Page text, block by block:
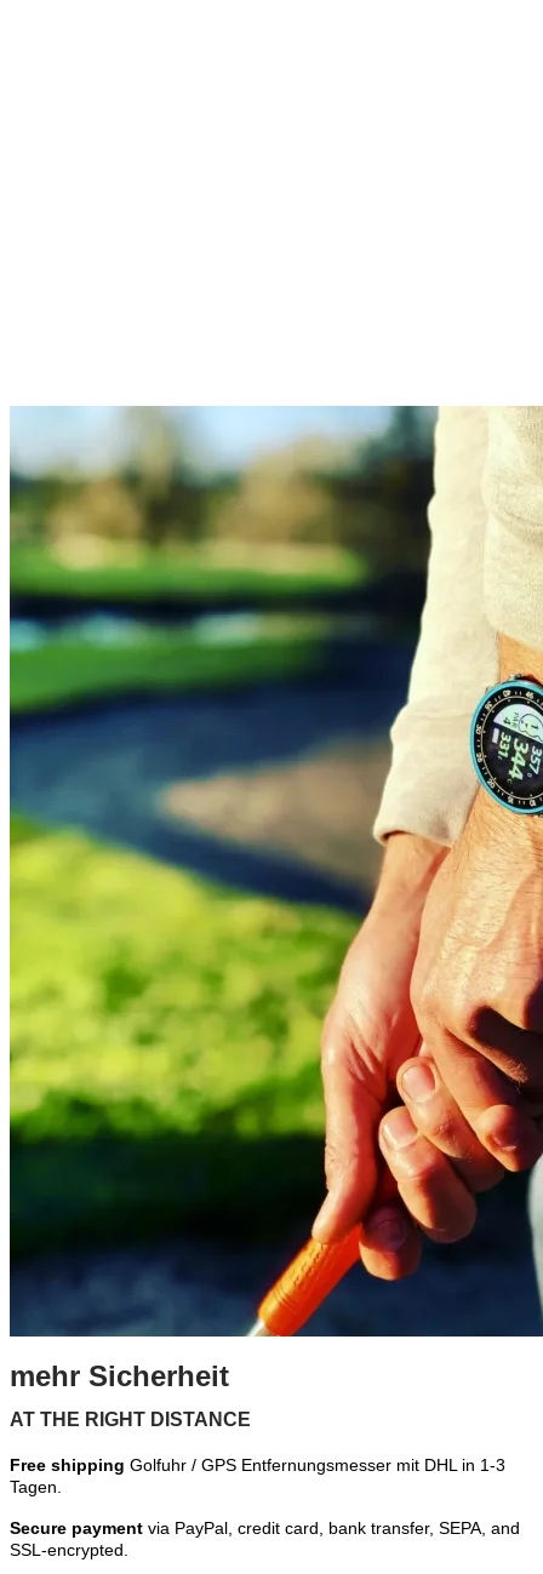
mehr Sicherheit
AT THE RIGHT DISTANCE
Free shipping Golfuhr / GPS Entfernungsmesser mit DHL in 1-3
Tagen.
Secure payment via PayPal, credit card, bank transfer, SEPA, and
SSL-encrypted.